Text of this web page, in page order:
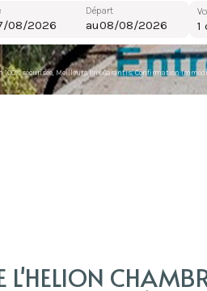
Départ
au 1
100% sécurisée, Meilleurs Prix Garantis, Confirmation